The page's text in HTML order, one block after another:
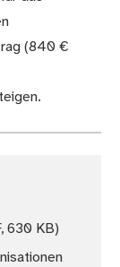
(840 €
630 KB)